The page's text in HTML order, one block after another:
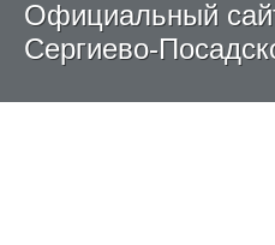
Официальный
Сергиево-